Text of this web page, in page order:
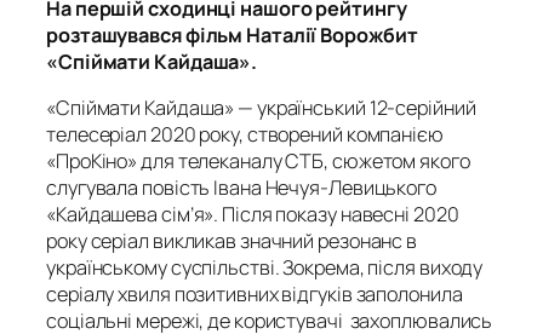
На першій сходинці нашого рейтингу
розташувався фільм Наталії Ворожбит
«Спіймати Кайдаша».
«Спіймати Кайдаша» — український 12-серійний
телесеріал 2020 року, створений компанією
«ПроКіно» для телеканалу СТБ, сюжетом якого
слугувала повість Івана Нечуя-Левицького
«Кайдашева сім’я». Після показу навесні 2020
року серіал викликав значний резонанс в
українському суспільстві. Зокрема, після виходу
серіалу хвиля позитивних відгуків заполонила
соціальні мережі, де користувачі захоплювались